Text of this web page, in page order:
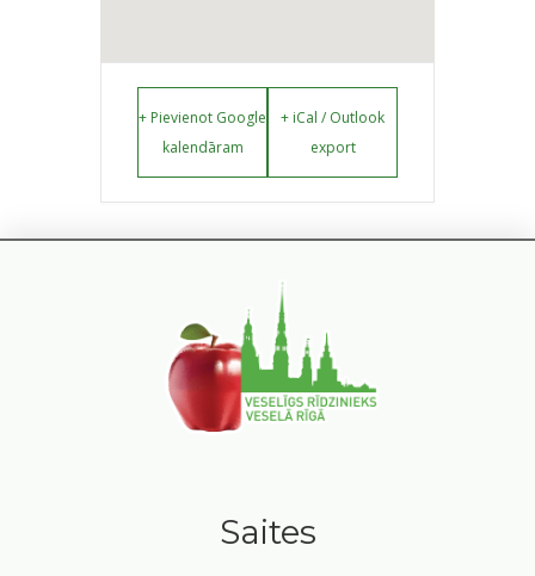
+ Pievienot Google
kalendāram
+ iCal / Outlook
export
Saites